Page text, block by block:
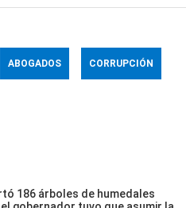
ABOGADOS CORRUPCIÓN
186 árboles de humedales